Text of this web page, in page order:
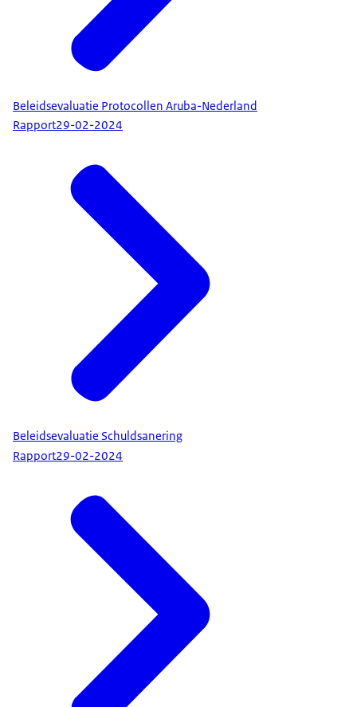
Beleidsevaluatie Protocollen Aruba-Nederland
Rapport29-02-2024
Beleidsevaluatie Schuldsanering
Rapport29-02-2024